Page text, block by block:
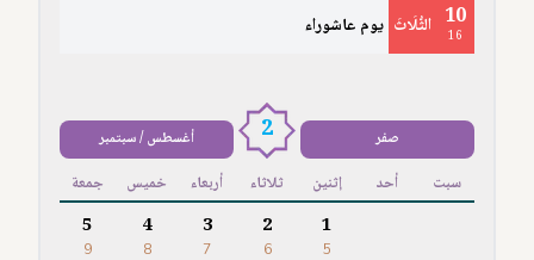
10
16 الثُّلَاثَ يوم عاشوراء
صفر 2 أغسطس / سبتمبر
سبت أحد إثنين ثلاثاء أربعاء خميس جمعة
1
5
2
6
3
7
4
8
5
9